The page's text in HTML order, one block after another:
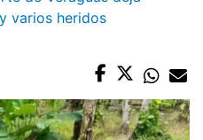
varios heridos